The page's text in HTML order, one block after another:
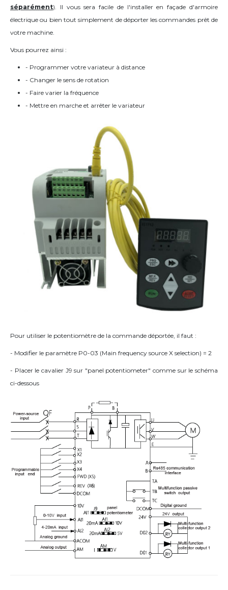
séparément). Il vous sera facile de l'installer en façade d'armoire
électrique ou bien tout simplement de déporter les commandes prêt de
votre machine.
Vous pourrez ainsi :
- Programmer votre variateur à distance
- Changer le sens de rotation
- Faire varier la fréquence
- Mettre en marche et arrêter le variateur
Pour utiliser le potentiomètre de la commande déportée, il faut :
- Modifier le paramètre P0-03 (Main frequency source X selection) = 2
- Placer le cavalier J9 sur "panel potentiometer" comme sur le schéma
ci-dessous